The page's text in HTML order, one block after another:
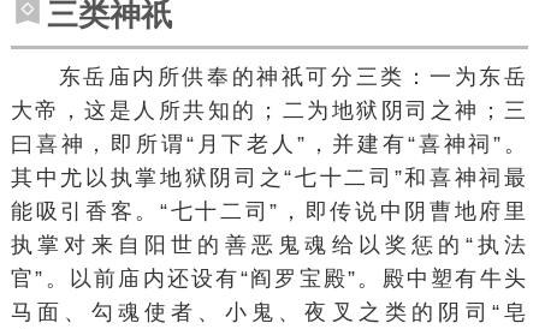
三类神祇
东岳庙内所供奉的神祇可分三类：一为 东岳
大帝 ，这是人所共知的；二为地狱阴司之神；三
曰喜神，即所谓“月下老人”，并建有“喜神祠”。
其中尤以执掌地狱阴司之“七十二司”和喜神祠最
能吸引香客。“七十二司”，即传说中阴曹地府里
执掌对来自阳世的善恶鬼魂给以奖惩的“执法
官”。以前庙内还设有“阎罗宝殿”。殿中塑有牛头
马面、勾魂使者、小鬼、夜叉之类的阴司“皂